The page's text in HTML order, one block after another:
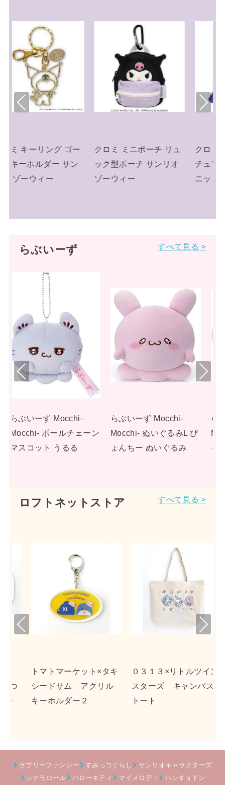
クロミ ミニポーチ リュ
ック型ポーチ サンリオ
ゾーウィー
クロミ キーリング ミニ
チュアニットチャーム
ニット帽 サンリオ
Pre
Nex
らぶいーず すべて見る >
らぶいーず Mocchi-
Mocchi- ぬいぐるみL ぴ
ょんちー ぬいぐるみ
らぶいーず Mocchi-
Mocchi- ぬいぐるみL す
もっぴ ぬいぐるみ
Pre
viou
Nex
ロフトネットストア すべて見る >
０３１３×リトルツイン
スターズ キャンバス
トート
ｎｓｎ×ポチャッコ ア
クリルキーホルダー２
Pre
Nex
ラブリーファンシー すみっコぐらし
サンリオキャラクターズ
シナモロール
ハローキティ マイメロディ ハンギョドン